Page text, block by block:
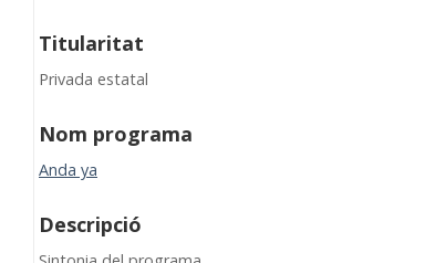
Titularitat
Privada estatal
Nom programa
Anda ya
Descripció